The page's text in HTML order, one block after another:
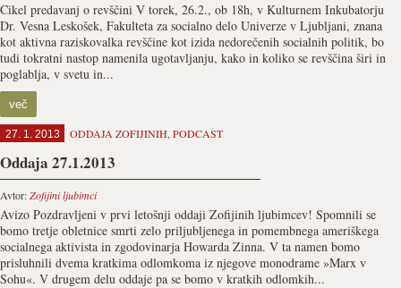
Cikel predavanj o revščini V torek, 26.2., ob 18h, v Kulturnem Inkubatorju
Dr. Vesna Leskošek, Fakulteta za socialno delo Univerze v Ljubljani, znana
kot aktivna raziskovalka revščine kot izida nedorečenih socialnih politik, bo
tudi tokratni nastop namenila ugotavljanju, kako in koliko se revščina širi in
poglablja, v svetu in...
več
27. 1. 2013 ODDAJA ZOFIJINIH, PODCAST
Oddaja 27.1.2013
Avtor:Zofijini ljubimci
Avizo Pozdravljeni v prvi letošnji oddaji Zofijinih ljubimcev! Spomnili se
bomo tretje obletnice smrti zelo priljubljenega in pomembnega ameriškega
socialnega aktivista in zgodovinarja Howarda Zinna. V ta namen bomo
prisluhnili dvema kratkima odlomkoma iz njegove monodrame »Marx v
Sohu«. V drugem delu oddaje pa se bomo v kratkih odlomkih...